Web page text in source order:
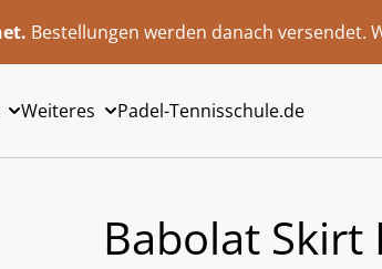
Bestellungen werden danach versendet.
Weiteres Padel-Tennisschule.de
Babolat Skirt